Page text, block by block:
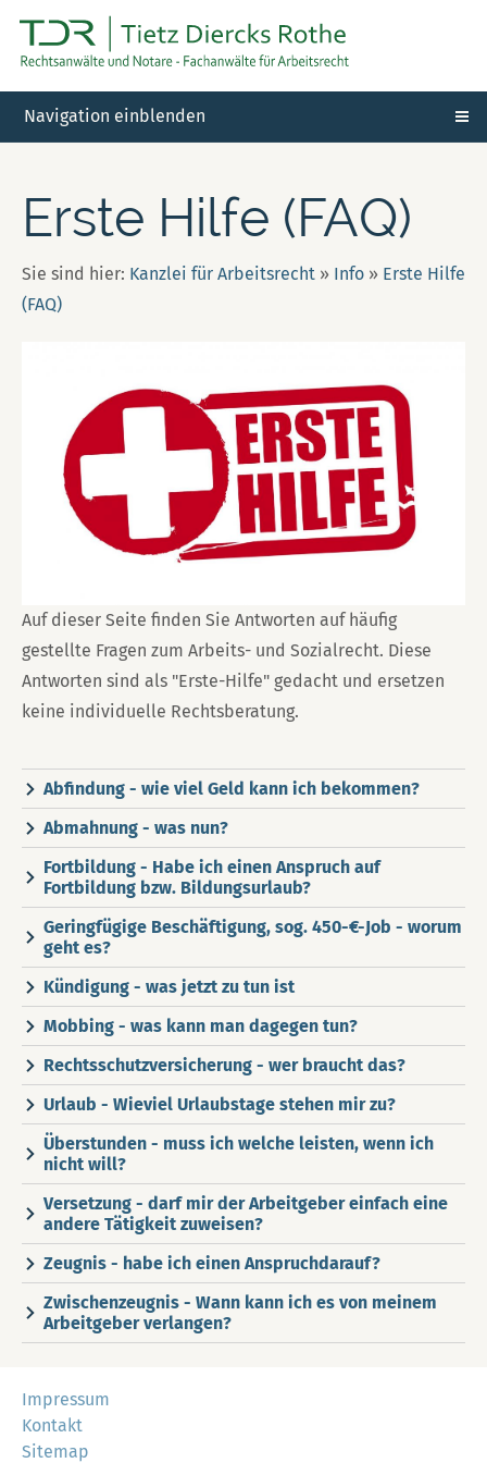
Navigation einblenden
Erste Hilfe (FAQ)
Sie sind hier: Kanzlei für Arbeitsrecht » Info » Erste Hilfe
(FAQ)
Auf dieser Seite finden Sie Antworten auf häufig
gestellte Fragen zum Arbeits- und Sozialrecht. Diese
Antworten sind als "Erste-Hilfe" gedacht und ersetzen
keine individuelle Rechtsberatung.
Abfindung - wie viel Geld kann ich bekommen?
Abmahnung - was nun?
Fortbildung - Habe ich einen Anspruch auf
Fortbildung bzw. Bildungsurlaub?
Geringfügige Beschäftigung, sog. 450-€-Job - worum
geht es?
Kündigung - was jetzt zu tun ist
Mobbing - was kann man dagegen tun?
Rechtsschutzversicherung - wer braucht das?
Urlaub - Wieviel Urlaubstage stehen mir zu?
Überstunden - muss ich welche leisten, wenn ich
nicht will?
Versetzung - darf mir der Arbeitgeber einfach eine
andere Tätigkeit zuweisen?
Zeugnis - habe ich einen Anspruchdarauf?
Zwischenzeugnis - Wann kann ich es von meinem
Arbeitgeber verlangen?
Impressum
Kontakt
Sitemap